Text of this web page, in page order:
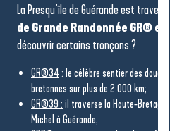
La Presqu’île de Guérande est
de Grande Randonnée GR®
découvrir certains tronçons ?
GR®34 : le célèbre sentier des
bretonnes sur plus de 2 000 km;
GR®39 : il traverse la Haute-Bretagne
Michel à Guérande;